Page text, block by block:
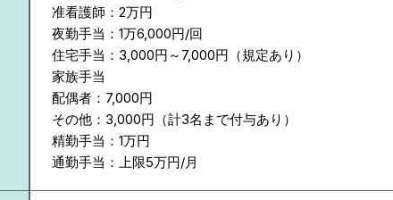
准看護師：2万円
夜勤手当：1万6,000円/回
住宅手当：3,000円～7,000円（規定あり）
家族手当
配偶者：7,000円
その他：3,000円（計3名まで付与あり）
精勤手当：1万円
通勤手当：上限5万円/月